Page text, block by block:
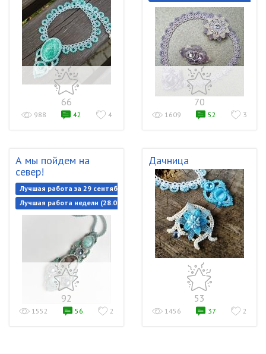
66
988 42 4
70
1609 52 3
А мы пойдем на
север!
Лучшая работа за 29 сентября 2020
Лучшая работа недели (28.09.2020-05.10.2020)
92
1552 56 2
Дачница
53
1456 37 2